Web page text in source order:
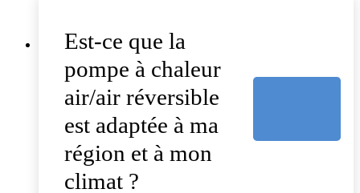
Est-ce que la
pompe à chaleur
air/air réversible
est adaptée à ma
région et à mon
climat ?